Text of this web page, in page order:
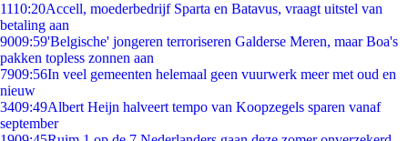
1110:20Accell, moederbedrijf Sparta en Batavus, vraagt uitstel van
betaling aan
9009:59'Belgische' jongeren terroriseren Galderse Meren, maar Boa's
pakken topless zonnen aan
7909:56In veel gemeenten helemaal geen vuurwerk meer met oud en
nieuw
3409:49Albert Heijn halveert tempo van Koopzegels sparen vanaf
september